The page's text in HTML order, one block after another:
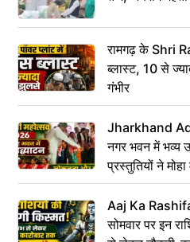
रामगढ़ के Shri
ब्लास्ट, 10 से
गंभीर
Jharkhand
नगर भवन में भव्य
प्रस्तुतियों ने
Aaj Ka
सोमवार पर इन